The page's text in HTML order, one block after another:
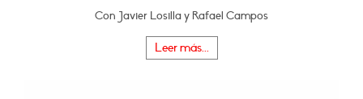
Con Javier Losilla y Rafael Campos
Leer más...